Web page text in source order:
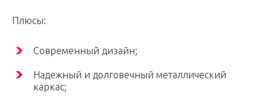
Плюсы:
Современный дизайн;
Надежный и долговечный металлический
каркас;